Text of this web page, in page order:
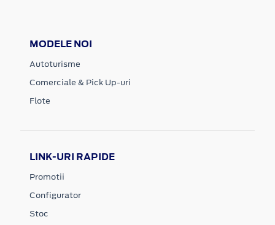
MODELE NOI
Autoturisme
Comerciale & Pick Up-uri
Flote
LINK-URI RAPIDE
Promotii
Configurator
Stoc